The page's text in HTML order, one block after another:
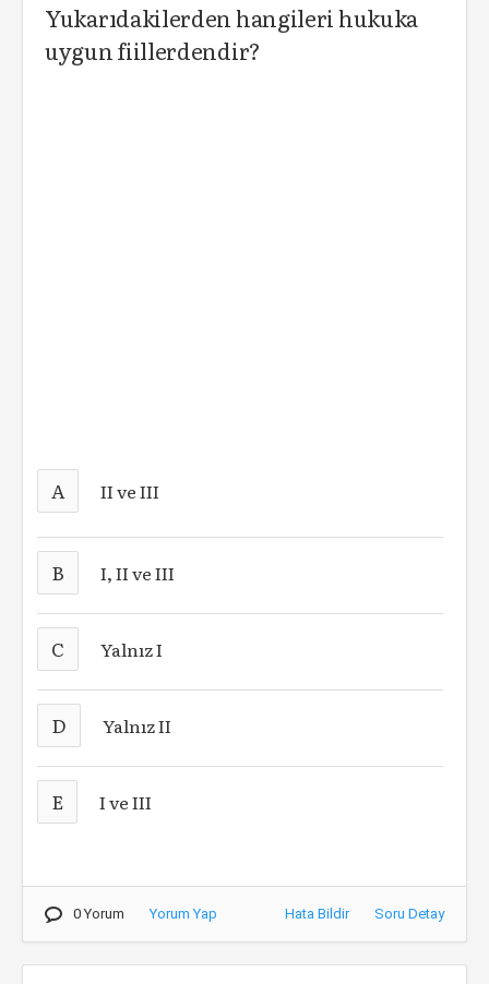
Yukarıdakilerden hangileri hukuka
uygun fiillerdendir?
A II ve III
B I, II ve III
C Yalnız I
D Yalnız II
E I ve III
0 Yorum Yorum Yap Hata Bildir Soru Detay